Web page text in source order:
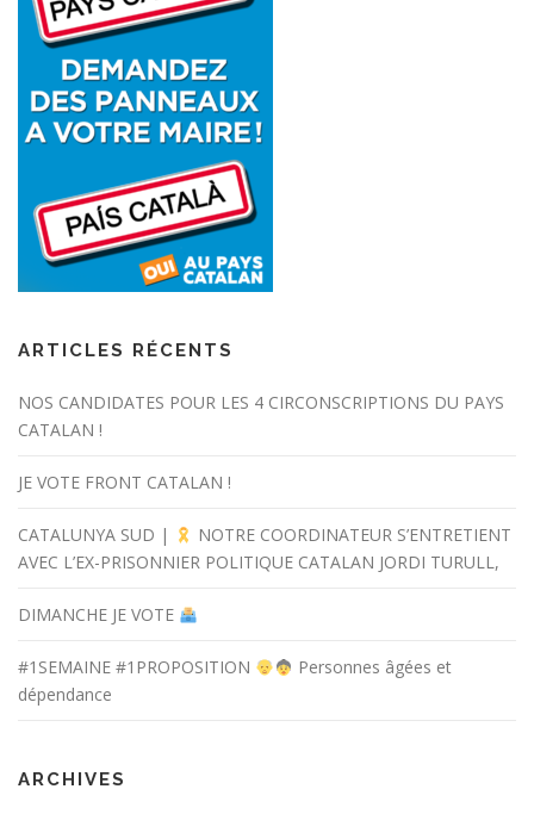
ARTICLES RÉCENTS
NOS CANDIDATES POUR LES 4 CIRCONSCRIPTIONS DU PAYS
CATALAN !
JE VOTE FRONT CATALAN !
CATALUNYA SUD |
NOTRE COORDINATEUR S’ENTRETIENT
AVEC L’EX-PRISONNIER POLITIQUE CATALAN JORDI TURULL,
DIMANCHE JE VOTE
#1SEMAINE #1PROPOSITION
Personnes âgées et
dépendance
ARCHIVES